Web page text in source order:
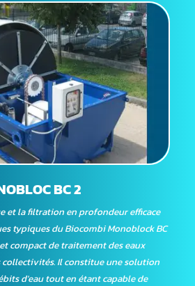
BC 2
et la filtration en profondeur efficace
typiques du Biocombi Monoblock BC
compact de traitement des eaux
collectivités. Il constitue une solution
d'eau tout en étant capable de